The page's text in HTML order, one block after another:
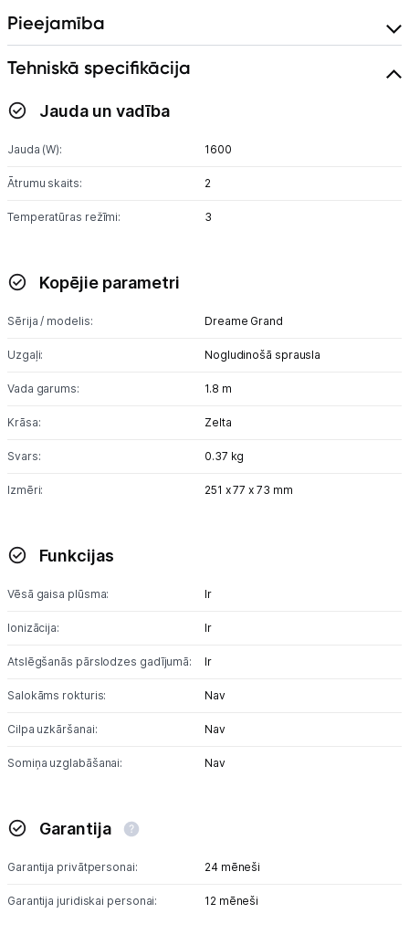
Pieejamība
Tehniskā specifikācija
Jauda un vadība
Jauda (W): 1600
Ātrumu skaits: 2
Temperatūras režīmi: 3
Kopējie parametri
Sērija / modelis: Dreame Grand
Uzgaļi: Nogludinošā sprausla
Vada garums: 1.8 m
Krāsa: Zelta
Svars: 0.37 kg
Izmēri: 251 x 77 x 73 mm
Funkcijas
Vēsā gaisa plūsma: Ir
Ionizācija: Ir
Atslēgšanās pārslodzes gadījumā: Ir
Salokāms rokturis: Nav
Cilpa uzkāršanai: Nav
Somiņa uzglabāšanai: Nav
Garantija
Garantija privātpersonai: 24 mēneši
Garantija juridiskai personai: 12 mēneši